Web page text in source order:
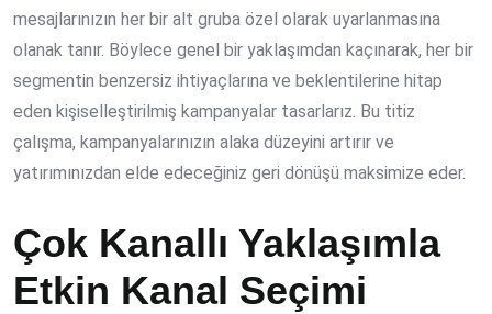
mesajlarınızın her bir alt gruba özel olarak uyarlanmasına
olanak tanır. Böylece genel bir yaklaşımdan kaçınarak, her bir
segmentin benzersiz ihtiyaçlarına ve beklentilerine hitap
eden kişiselleştirilmiş kampanyalar tasarlarız. Bu titiz
çalışma, kampanyalarınızın alaka düzeyini artırır ve
yatırımınızdan elde edeceğiniz geri dönüşü maksimize eder.
Çok Kanallı Yaklaşımla
Etkin Kanal Seçimi